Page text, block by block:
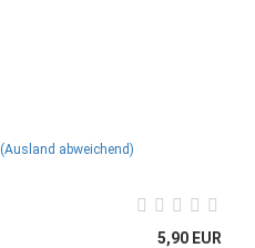
(Ausland abweichend)
5,90 EUR